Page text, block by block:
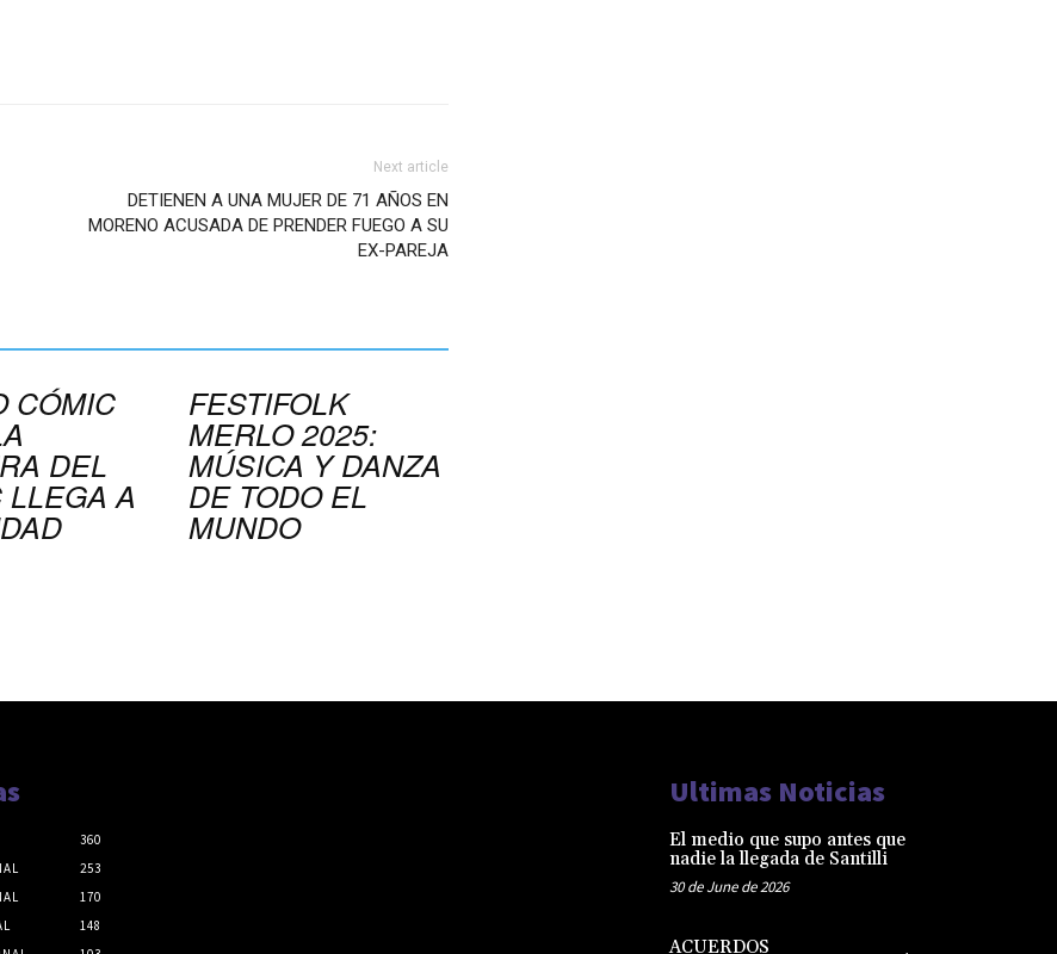
Next article
DETIENEN A UNA MUJER DE 71 AÑOS EN
MORENO ACUSADA DE PRENDER FUEGO A SU
EX-PAREJA
CÓMIC
DEL
LLEGA A
FESTIFOLK
MERLO 2025:
MÚSICA Y DANZA
DE TODO EL
MUNDO
360
253
170
148
Ultimas Noticias
El medio que supo antes que
nadie la llegada de Santilli
30 de June de 2026
ACUERDOS